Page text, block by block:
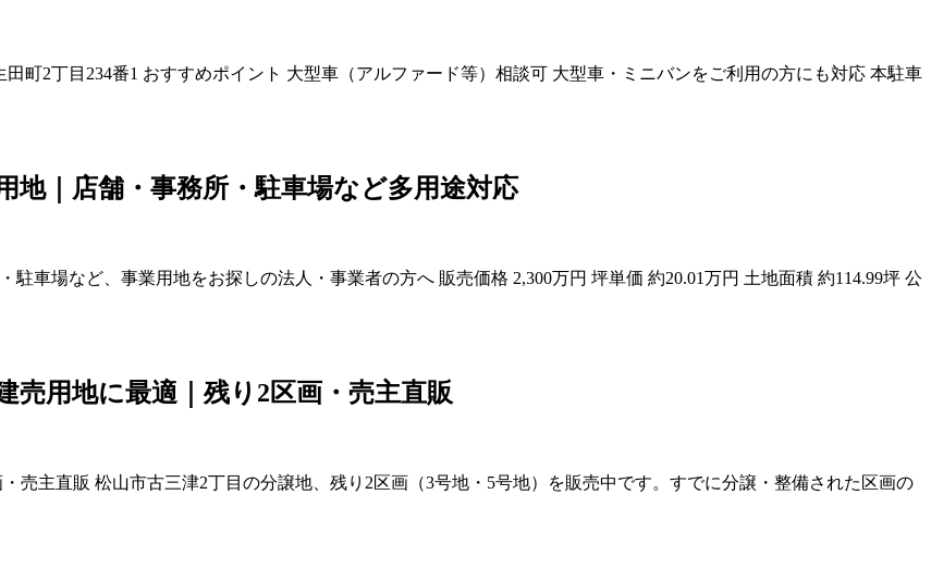
町2丁目234番1 おすすめポイント 大型車（アルファード等）相談可 大型車・ミニバンをご利用の方にも対応 本駐車
地｜店舗・事務所・駐車場など多用途対応
車場など、事業用地をお探しの法人・事業者の方へ 販売価格 2,300万円 坪単価 約20.01万円 土地面積 約114.99坪 公
売用地に最適｜残り2区画・売主直販
売主直販 松山市古三津2丁目の分譲地、残り2区画（3号地・5号地）を販売中です。すでに分譲・整備された区画の